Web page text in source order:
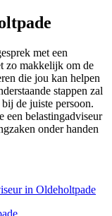
met een
zo makkelijk om de
die jou kan helpen
stappen zal
de juiste persoon.
een belastingadviseur
onder handen
in Oldeholtpade